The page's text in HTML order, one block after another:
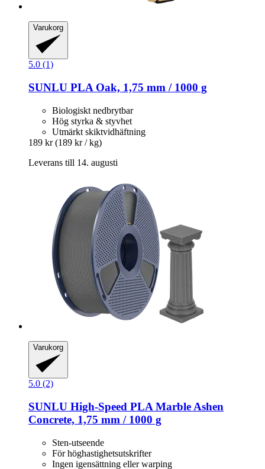
Varukorg
5.0 (1)
SUNLU PLA Oak, 1,75 mm / 1000 g
Biologiskt nedbrytbar
Hög styrka & styvhet
Utmärkt skiktvidhäftning
189 kr (189 kr / kg)
Leverans till 14. augusti
Varukorg
5.0 (2)
SUNLU High-​Speed PLA Marble Ashen
Concrete, 1,75 mm / 1000 g
Sten-utseende
För höghastighetsutskrifter
Ingen igensättning eller warping